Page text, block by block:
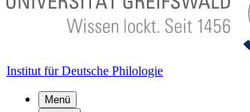
Institut für Deutsche Philologie
Menü